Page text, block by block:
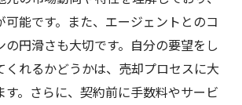
能です。また、エージェントとのコ
の円滑さも大切です。自分の要望をし
くれるかどうかは、売却プロセスに大
す。さらに、契約前に手数料やサービ